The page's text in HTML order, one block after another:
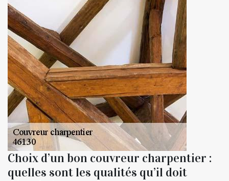
Choix d’un bon couvreur charpentier :
quelles sont les qualités qu’il doit